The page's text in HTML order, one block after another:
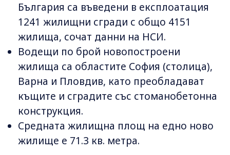
България са въведени в експлоатация
1241 жилищни сгради с общо 4151
жилища, сочат данни на НСИ.
Водещи по брой новопостроени
жилища са областите София (столица),
Варна и Пловдив, като преобладават
къщите и сградите със стоманобетонна
конструкция.
Средната жилищна площ на едно ново
жилище е 71.3 кв. метра.